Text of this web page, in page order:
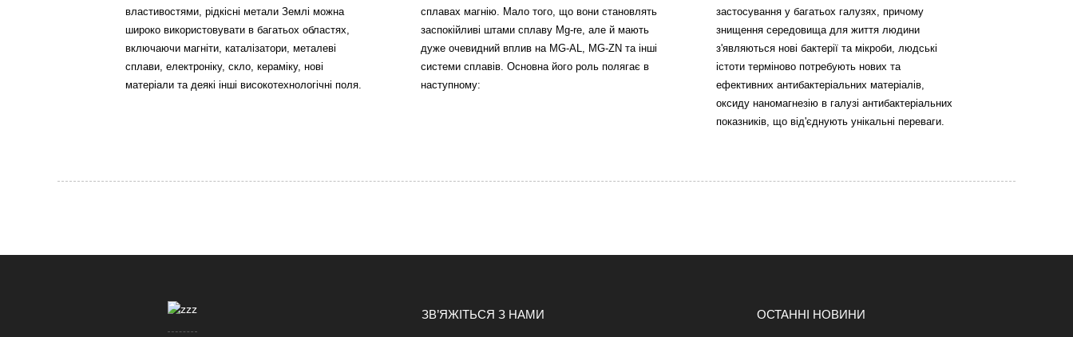
властивостями, рідкісні метали Землі можна
широко використовувати в багатьох областях,
включаючи магніти, каталізатори, металеві
сплави, електроніку, скло, кераміку, нові
матеріали та деякі інші високотехнологічні поля.
сплавах магнію. Мало того, що вони становлять
заспокійливі штами сплаву Mg-re, але й мають
дуже очевидний вплив на MG-AL, MG-ZN та інші
системи сплавів. Основна його роль полягає в
наступному:
застосування у багатьох галузях, причому
знищення середовища для життя людини
з'являються нові бактерії та мікроби, людські
істоти терміново потребують нових та
ефективних антибактеріальних матеріалів,
оксиду наномагнезію в галузі антибактеріальних
показників, що від'єднують унікальні переваги.
ЗВ’ЯЖІТЬСЯ З НАМИ ОСТАННІ НОВИНИ